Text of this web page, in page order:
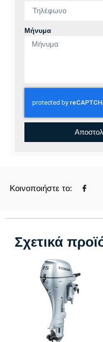
Μήνυμα
Κοινοποιήστε το:
Σχετικά